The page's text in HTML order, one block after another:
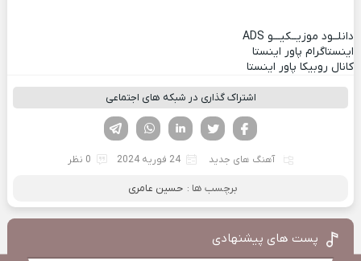
دانلــود موزیــکیـــو ADS
اینستاگرام پاور اینستا
کانال روبیکا پاور اینستا
اشتراک گذاری در شبکه های اجتماعی
لینکدین تویتر
فیسوک
آهنگ های جدید 24 فوریه 2024 0 نظر
برچسب ها : حسین عامری
پست های پیشنهادی